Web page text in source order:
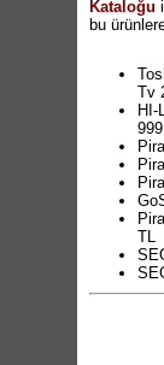
Kataloğu
bu
Tv
HI-
TL
TL